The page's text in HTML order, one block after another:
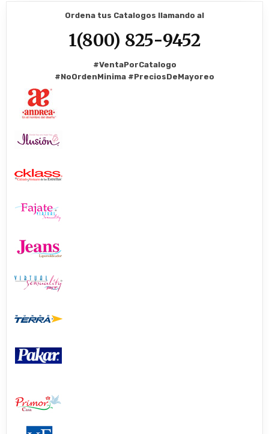
Ordena tus Catalogos llamando al
1(800) 825-9452
#VentaPorCatalogo
#NoOrdenMinima #PreciosDeMayoreo